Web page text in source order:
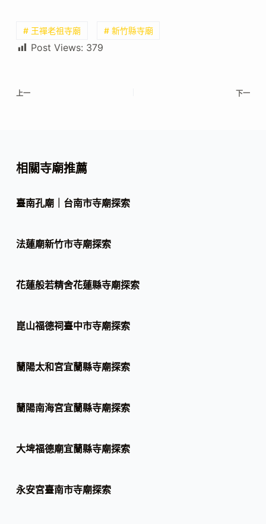
# 王禪老祖寺廟 # 新竹縣寺廟
Post Views: 379
上一 下一
相關寺廟推薦
臺南孔廟｜台南市寺廟探索
法蓮廟新竹市寺廟探索
花蓮般若精舍花蓮縣寺廟探索
崑山福德祠臺中市寺廟探索
蘭陽太和宮宜蘭縣寺廟探索
蘭陽南海宮宜蘭縣寺廟探索
大埤福德廟宜蘭縣寺廟探索
永安宮臺南市寺廟探索